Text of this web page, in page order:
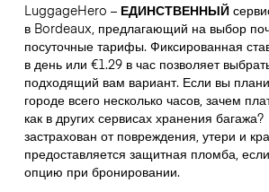
LuggageHero – ЕДИНСТВЕННЫЙ
в Bordeaux, предлагающий на выбор
посуточные тарифы. Фиксированная
в день или €1.29 в час позволяет
подходящий вам вариант. Если вы
городе всего несколько часов, зачем
как в других сервисах хранения багажа?
застрахован от повреждения, утери и
предоставляется защитная пломба,
опцию при бронировании.